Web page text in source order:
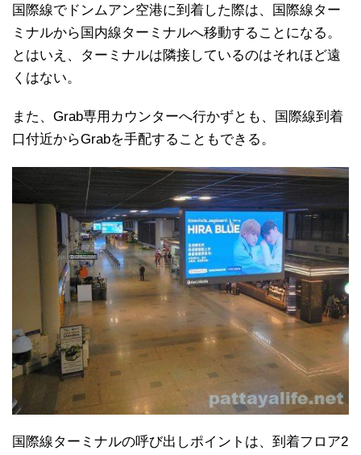
国際線でドンムアン空港に到着した際は、国際線ター
ミナルから国内線ターミナルへ移動することになる。
とはいえ、ターミナルは隣接しているのはそれほど遠
くはない。
また、Grab専用カウンターへ行かずとも、国際線到着
口付近からGrabを手配することもできる。
国際線ターミナルの呼び出しポイントは、到着フロア2